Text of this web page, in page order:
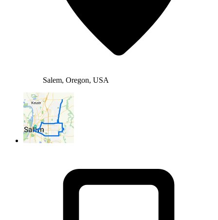
Salem, Oregon, USA